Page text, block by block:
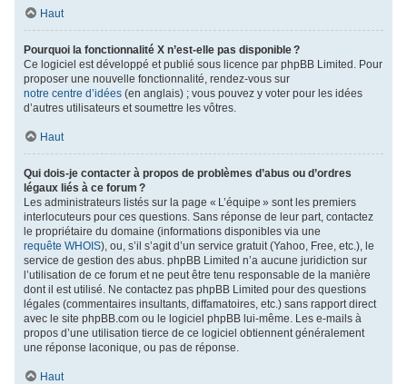
Haut
Pourquoi la fonctionnalité X n’est-elle pas disponible ?
Ce logiciel est développé et publié sous licence par phpBB Limited. Pour
proposer une nouvelle fonctionnalité, rendez-vous sur
notre centre d’idées (en anglais) ; vous pouvez y voter pour les idées
d’autres utilisateurs et soumettre les vôtres.
Haut
Qui dois-je contacter à propos de problèmes d’abus ou d’ordres
légaux liés à ce forum ?
Les administrateurs listés sur la page « L’équipe » sont les premiers
interlocuteurs pour ces questions. Sans réponse de leur part, contactez
le propriétaire du domaine (informations disponibles via une
requête WHOIS), ou, s’il s’agit d’un service gratuit (Yahoo, Free, etc.), le
service de gestion des abus. phpBB Limited n’a aucune juridiction sur
l’utilisation de ce forum et ne peut être tenu responsable de la manière
dont il est utilisé. Ne contactez pas phpBB Limited pour des questions
légales (commentaires insultants, diffamatoires, etc.) sans rapport direct
avec le site phpBB.com ou le logiciel phpBB lui-même. Les e-mails à
propos d’une utilisation tierce de ce logiciel obtiennent généralement
une réponse laconique, ou pas de réponse.
Haut